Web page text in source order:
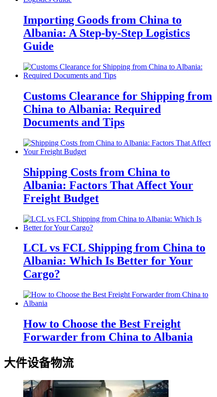
Importing Goods from China to
Albania: A Step-by-Step Logistics
Guide
Customs Clearance for Shipping from
China to Albania: Required
Documents and Tips
Shipping Costs from China to
Albania: Factors That Affect Your
Freight Budget
LCL vs FCL Shipping from China to
Albania: Which Is Better for Your
Cargo?
How to Choose the Best Freight
Forwarder from China to Albania
大件设备物流